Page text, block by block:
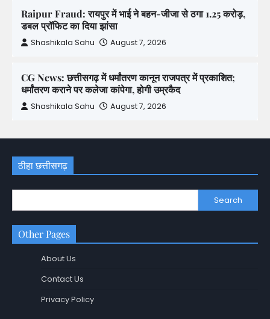
Raipur Fraud: रायपुर में भाई ने बहन-जीजा से ठगा 1.25 करोड़,
डबल प्रॉफिट का दिया झांसा
Shashikala Sahu August 7, 2026
CG News: छत्तीसगढ़ में धर्मांतरण कानून राजपत्र में प्रकाशित;
धर्मांतरण कराने पर कलेजा कांपेगा, होगी उम्रकैद
Shashikala Sahu August 7, 2026
ठीहा छत्तीसगढ़
Search
Other Pages
About Us
Contact Us
Privacy Policy